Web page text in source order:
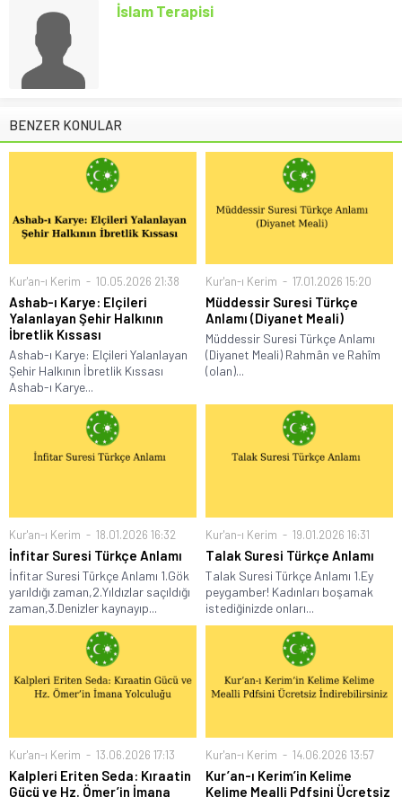
İslam Terapisi
BENZER KONULAR
Kur'an-ı Kerim 10.05.2026 21:38
Ashab-ı Karye: Elçileri
Yalanlayan Şehir Halkının
İbretlik Kıssası
Ashab-ı Karye: Elçileri Yalanlayan
Şehir Halkının İbretlik Kıssası
Ashab-ı Karye...
Kur'an-ı Kerim 17.01.2026 15:20
Müddessir Suresi Türkçe
Anlamı (Diyanet Meali)
Müddessir Suresi Türkçe Anlamı
(Diyanet Meali) Rahmân ve Rahîm
(olan)...
Kur'an-ı Kerim 18.01.2026 16:32
İnfitar Suresi Türkçe Anlamı
İnfitar Suresi Türkçe Anlamı 1.Gök
yarıldığı zaman,2.Yıldızlar saçıldığı
zaman,3.Denizler kaynayıp...
Kur'an-ı Kerim 19.01.2026 16:31
Talak Suresi Türkçe Anlamı
Talak Suresi Türkçe Anlamı 1.Ey
peygamber! Kadınları boşamak
istediğinizde onları...
Kur'an-ı Kerim 13.06.2026 17:13
Kalpleri Eriten Seda: Kıraatin
Gücü ve Hz. Ömer’in İmana
Kur'an-ı Kerim 14.06.2026 13:57
Kur’an-ı Kerim’in Kelime
Kelime Mealli Pdfsini Ücretsiz